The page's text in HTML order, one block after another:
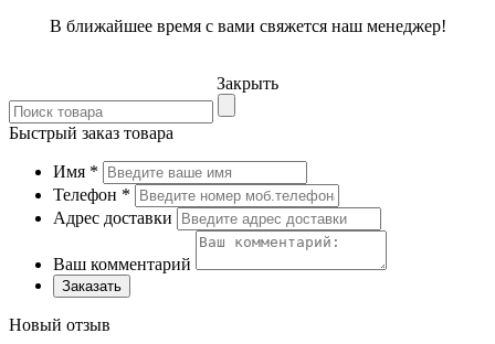
В ближайшее время с вами свяжется наш менеджер!
Закрыть
Быстрый заказ товара
Имя *
Телефон *
Адрес доставки
Ваш комментарий
Заказать
Новый отзыв